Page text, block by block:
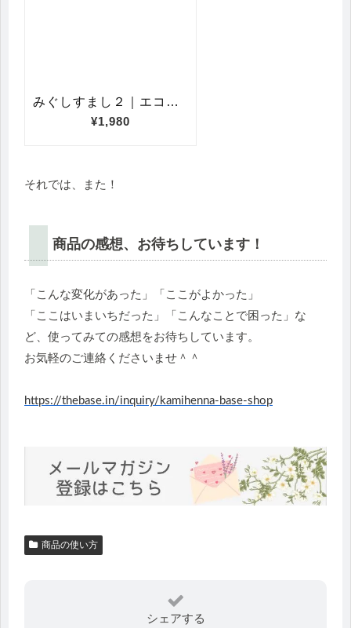
それでは、また！
商品の感想、お待ちしています！
「こんな変化があった」「ここがよかった」
「ここはいまいちだった」「こんなことで困った」な
ど、使ってみての感想をお待ちしています。
お気軽のご連絡くださいませ＾＾
https://thebase.in/inquiry/kamihenna-base-shop
商品の使い方
シェアする